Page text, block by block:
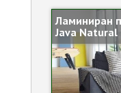
Ламиниран
Java Natural